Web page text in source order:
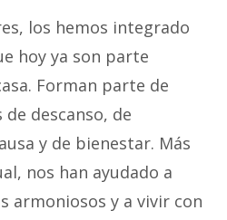
los hemos integrado
hoy ya son parte
Forman parte de
descanso, de
y de bienestar. Más
nos han ayudado a
armoniosos y a vivir con